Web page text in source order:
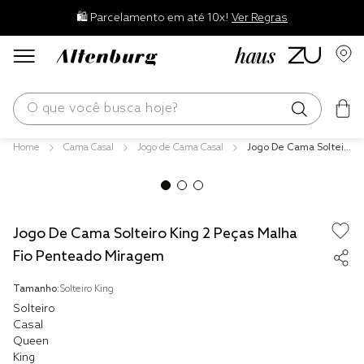
🛍️ Parcelamento em até 10x! Ver Regras
O que você busca hoje?
Cama Casal Jogo de Cama Casal
Jogo De Cama Solteir
Jogo De Cama Solteiro King 2 Peças Malha
Fio Penteado Miragem
Tamanho:Solteiro King
Solteiro
Casal
Queen
King
travesseiro
solteiro king